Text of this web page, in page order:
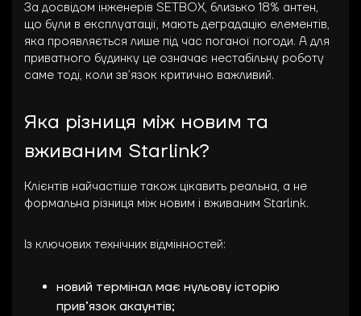
За досвідом інженерів SETBOX, близько 18% антен,
що були в експлуатації, мають деградацію елементів,
яка проявляється лише під час поганої погоди. А для
приватного будинку це означає нестабільну роботу
саме тоді, коли зв’язок критично важливий.
Яка різниця між новим та
вживаним Starlink?
Клієнтів найчастіше також цікавить реальна, а не
формальна різниця між новим і вживаним Starlink.
Із ключових технічних відмінностей:
новий термінал має нульову історію
прив’язок акаунтів;